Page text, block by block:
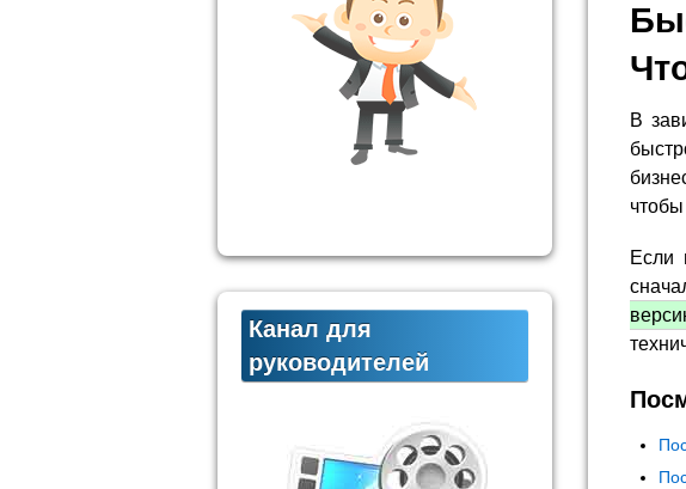
В
чтобы
Если
Канал для
руководителей